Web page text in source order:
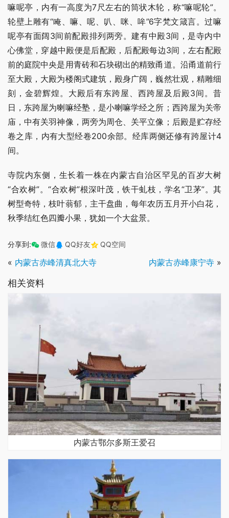
嘛呢亭，内有一高度为7尺左右的筒状木轮，称“嘛呢轮”。
轮壁上雕有“唵、嘛、呢、叭、咪、哞”6字梵文箴言。过嘛
呢亭有面阔3间前配殿排列两旁。建有中殿3间，是寺内中
心佛堂，穿越中殿便是后配殿，后配殿每边3间，左右配殿
前的庭院中央是用青砖和石块砌出的精致甬道。沿甬道前行
至大殿，大殿为楼阁式建筑，殿身广阔，巍然壮观，精雕细
刻，金碧辉煌。大殿后有东跨屋、西跨屋及后殿3间。昔
日，东跨屋为喇嘛经塾，是小喇嘛学经之所；西跨屋为关帝
庙，中有关羽神像，两旁为周仓、关平立像；后殿是贮存经
卷之库，内有大型经卷200余部。经库两侧还修有跨屋计4
间。
寺院内东侧，生长着一株在内蒙古自治区罕见的百岁大树
“合欢树”。“合欢树”根深叶茂，铁干虬枝，学名“卫茅”。其
树型奇特，枝叶蓊郁，主干盘曲，每年农历五月开小白花，
秋季结红色四瓣小果，犹如一个大盆景。
分享到: 微信 QQ好友 QQ空间
« 内蒙古赤峰清真北大寺 内蒙古赤峰康宁寺 »
相关资料
内蒙古鄂尔多斯王爱召